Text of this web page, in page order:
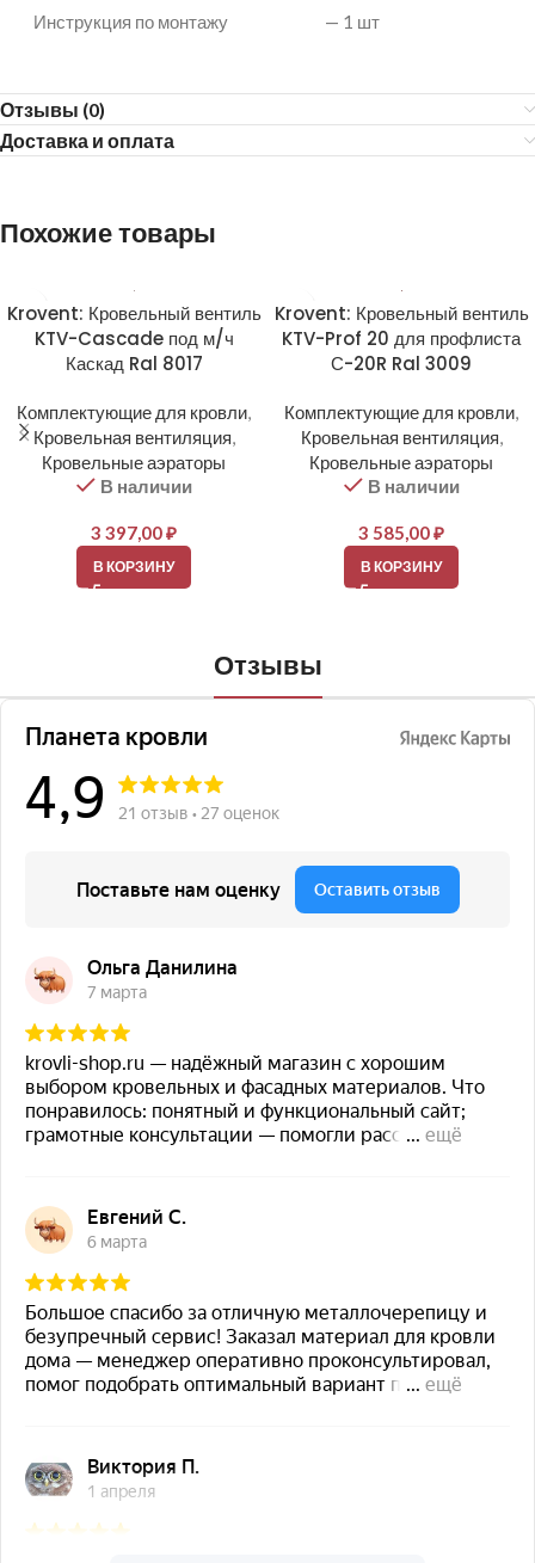
Инструкция по монтажу — 1 шт
Отзывы (0)
Доставка и оплата
Похожие товары
Krovent: Кровельный вентиль
KTV-Cascade под м/ч
Каскад Ral 8017
Комплектующие для кровли,
Кровельная вентиляция,
Кровельные аэраторы
В наличии
3 397,00₽
В КОРЗИНУ
Krovent: Кровельный вентиль
KTV-Prof 20 для профлиста
С-20R Ral 3009
Комплектующие для кровли,
Кровельная вентиляция,
Кровельные аэраторы
В наличии
3 585,00₽
В КОРЗИНУ
Отзывы